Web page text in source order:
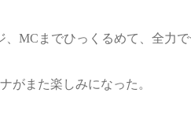
MCまでひっくるめて、全力
がまた楽しみになった。